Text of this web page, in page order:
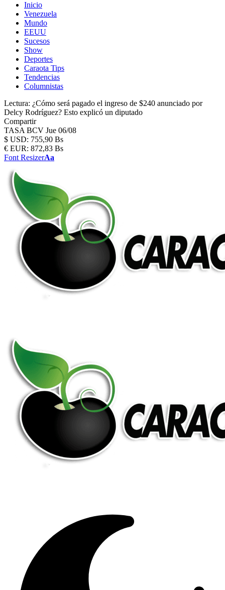
Inicio
Venezuela
Mundo
EEUU
Sucesos
Show
Deportes
Caraota Tips
Tendencias
Columnistas
Lectura: ¿Cómo será pagado el ingreso de $240 anunciado por
Delcy Rodríguez? Esto explicó un diputado
Compartir
TASA BCV Jue 06/08
$ USD: 755,90 Bs
€ EUR: 872,83 Bs
Font ResizerAa